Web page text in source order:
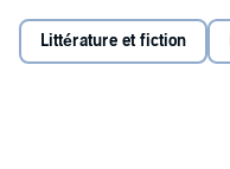
bedeuten, dass sie sich
ausgeht, wären mehr wie
Littérature et fiction